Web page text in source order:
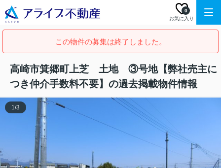
お気に入り
0
この物件の募集は終了しました。
高崎市箕郷町上芝 土地 ③号地【弊社売主に
つき仲介手数料不要】の過去掲載物件情報
1/3